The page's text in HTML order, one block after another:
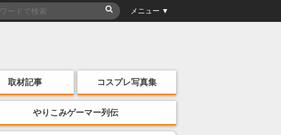
メニュー ▼
取材記事 コスプレ写真集
やりこみゲーマー列伝